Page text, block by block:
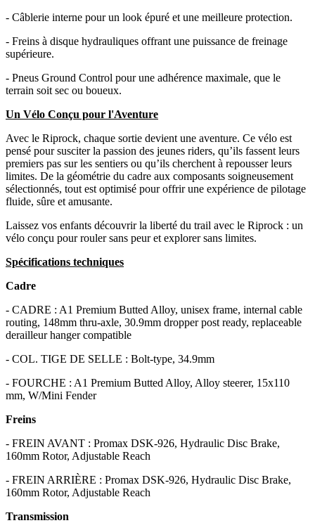
- Câblerie interne pour un look épuré et une meilleure protection.
- Freins à disque hydrauliques offrant une puissance de freinage
supérieure.
- Pneus Ground Control pour une adhérence maximale, que le
terrain soit sec ou boueux.
Un Vélo Conçu pour l'Aventure
Avec le Riprock, chaque sortie devient une aventure. Ce vélo est
pensé pour susciter la passion des jeunes riders, qu’ils fassent leurs
premiers pas sur les sentiers ou qu’ils cherchent à repousser leurs
limites. De la géométrie du cadre aux composants soigneusement
sélectionnés, tout est optimisé pour offrir une expérience de pilotage
fluide, sûre et amusante.
Laissez vos enfants découvrir la liberté du trail avec le Riprock : un
vélo conçu pour rouler sans peur et explorer sans limites.
Spécifications techniques
Cadre
- CADRE : A1 Premium Butted Alloy, unisex frame, internal cable
routing, 148mm thru-axle, 30.9mm dropper post ready, replaceable
derailleur hanger compatible
- COL. TIGE DE SELLE : Bolt-type, 34.9mm
- FOURCHE : A1 Premium Butted Alloy, Alloy steerer, 15x110
mm, W/Mini Fender
Freins
- FREIN AVANT : Promax DSK-926, Hydraulic Disc Brake,
160mm Rotor, Adjustable Reach
- FREIN ARRIÈRE : Promax DSK-926, Hydraulic Disc Brake,
160mm Rotor, Adjustable Reach
Transmission